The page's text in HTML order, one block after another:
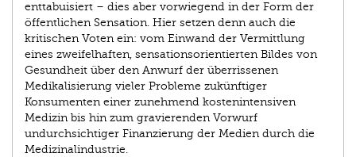
enttabuisiert – dies aber vorwiegend in der Form der
öffentlichen Sensation. Hier setzen denn auch die
kritischen Voten ein: vom Einwand der Vermittlung
eines zweifelhaften, sensationsorientierten Bildes von
Gesundheit über den Anwurf der überrissenen
Medikalisierung vieler Probleme zukünftiger
Konsumenten einer zunehmend kostenintensiven
Medizin bis hin zum gravierenden Vorwurf
undurchsichtiger Finanzierung der Medien durch die
Medizinalindustrie.